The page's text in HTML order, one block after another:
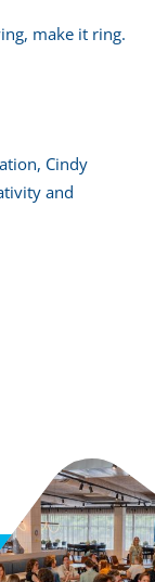
make it ring.
Cindy
and